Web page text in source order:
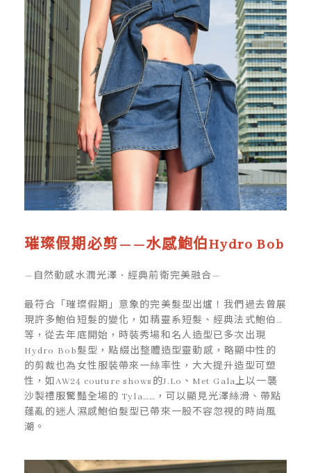
璀璨假期必剪——水感鮑伯Hydro Bob
—自然動感水潤光澤．經典前衛完美融合—
最符合「璀璨假期」意象的完美髮型出爐！我們過去曾展
現許多鮑伯短髮的變化，如精靈系短髮、經典法式鮑伯…
等，從去年底開始，時裝秀場和名人造型已多次出現
Hydro Bob髮型，點綴出整體造型靈動感，略顯中性的
的剪裁也為女性服裝帶來一絲率性，大大提升造型可塑
性，如AW24 couture shows的J.Lo、Met Gala上以一襲
沙製禮服驚豔全場的 Tyla……，可以顯見光澤絲滑、帶點
蓬亂的迷人濕感鮑伯髮型已帶來一股不容忽視的時尚風
潮。